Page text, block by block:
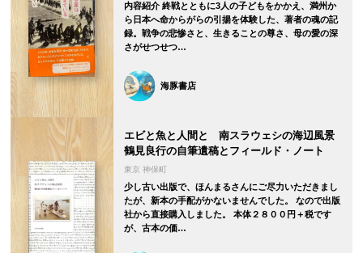
内容紹介 終戦とともに3人の子どもをかかえ、満州か
ら日本へ命からがらの引揚を体験した、著者の魂の記
録。戦争の悲惨さと、生きることの尊さ、母の愛の深
さがせつせつ…
海豚書店
エビと魚と人間と 南スラウェシの海辺風景
鶴見良行の自筆遺稿とフィールド・ノート
東京 神保町
少し古い出版で、ほんまるさんにご尽力いただきまし
たが、新本の手配がかないませんでした。 なので出版
社から直接購入しました。 本体２８００円＋税です
が、古本の価…